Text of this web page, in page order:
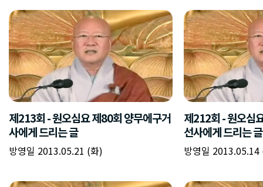
제213회 - 원오심요 제80회 양무에구거
사에게 드리는 글
방영일 2013.05.21 (화)
제212회 - 원오심
선사에게 드리는 글
방영일 2013.05.14